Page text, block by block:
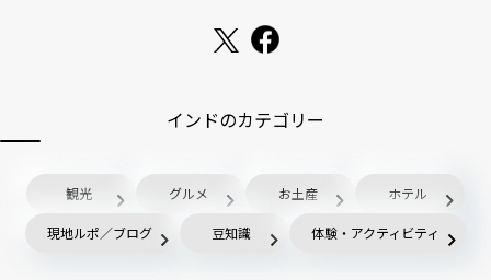
インドのカテゴリー
観光 グルメ お土産 ホテル
現地ルポ／ブログ 豆知識 体験・アクティビティ